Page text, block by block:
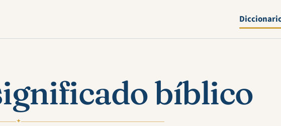
bíblico
✦